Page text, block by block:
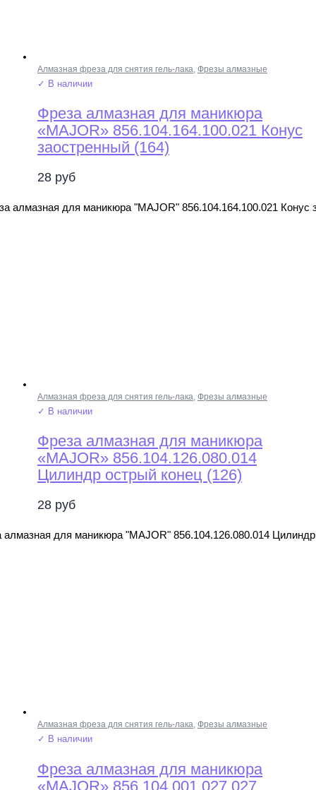
Алмазная фреза для снятия гель-лака Фрезы алмазные
✓ В наличии
Фреза алмазная для маникюра
«MAJOR» 856.104.164.100.021 Конус
заостренный (164)
28 руб
алмазная для маникюра "MAJOR" 856.104.164.100.021 Конус
Алмазная фреза для снятия гель-лака, Фрезы алмазные
✓ В наличии
Фреза алмазная для маникюра
«MAJOR» 856.104.126.080.014
Цилиндр острый конец (126)
28 руб
алмазная для маникюра "MAJOR" 856.104.126.080.014
Алмазная фреза для снятия гель-лака, Фрезы алмазные
✓ В наличии
Фреза алмазная для маникюра
«MAJOR» 856.104.001.027.027